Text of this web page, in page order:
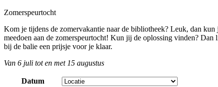
Zomerspeurtocht
Kom je tijdens de zomervakantie naar de bibliotheek? Leuk, dan kun
meedoen aan de zomerspeurtocht! Kun jij de oplossing vinden? Dan
bij de balie een prijsje voor je klaar.
Van 6 juli tot en met 15 augustus
Datum